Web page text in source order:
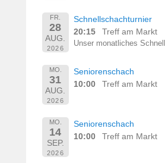
FR.
28
AUG.
2026
Schnellschachturnier
20:15
Treff am Markt
Unser monatliches
MO.
31
AUG.
2026
Seniorenschach
10:00
Treff am Markt
MO.
14
SEP.
2026
Seniorenschach
10:00
Treff am Markt